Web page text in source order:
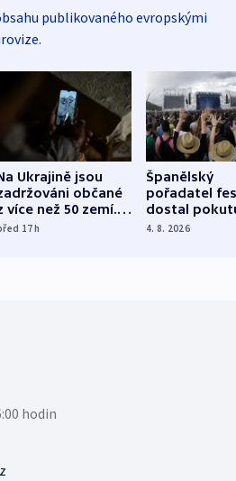
publikovaného evropskými
Ukrajině jsou
občané
více než 50 zemí.
na straně
17h
Španělský
pořadatel
dostal
nekalé
4. 8. 2026
hodin